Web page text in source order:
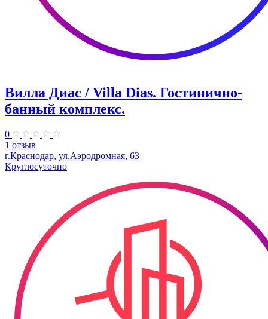
Вилла Диас / Villa Dias. Гостинично-
банный комплекс.
0
1 отзыв
г.Краснодар, ул.Аэродромная, 63
Круглосуточно